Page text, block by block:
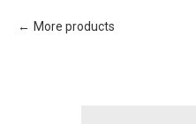
More products